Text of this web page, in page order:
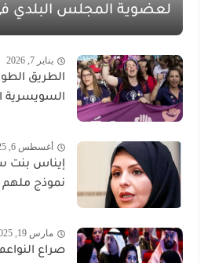
لعضوية المجلس البلدي
يناير 7, 2026
الطريق
السويسرية
أغسطس 6, 2025
إيناس بنت
نموذج ملهم
مارس 19, 2025
صراع